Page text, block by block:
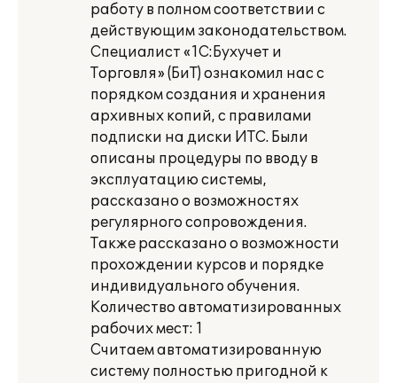
работу в полном соответствии с
действующим законодательством.
Специалист «1С:Бухучет и
Торговля» (БиТ) ознакомил нас с
порядком создания и хранения
архивных копий, с правилами
подписки на диски ИТС. Были
описаны процедуры по вводу в
эксплуатацию системы,
рассказано о возможностях
регулярного сопровождения.
Также рассказано о возможности
прохождении курсов и порядке
индивидуального обучения.
Количество автоматизированных
рабочих мест: 1
Считаем автоматизированную
систему полностью пригодной к